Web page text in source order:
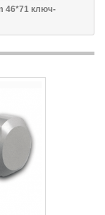
46*71 ключ-